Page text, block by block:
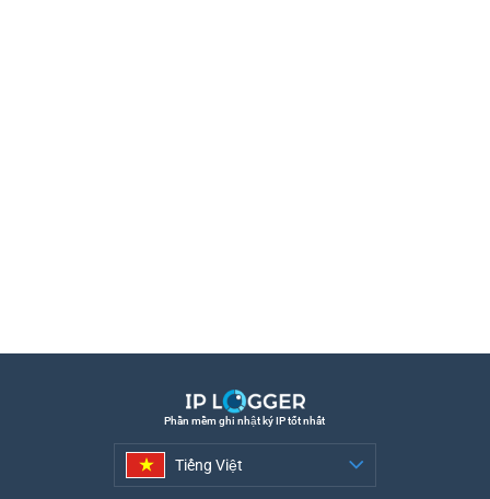
Phần mềm ghi nhật ký IP tốt nhất
Tiếng Việt